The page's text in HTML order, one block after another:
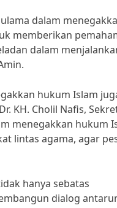
dalam
memberikan
dalam
hukum Islam
KH. Cholil Nafis,
menegakkan hukum
lintas agama, agar
hanya sebatas
dialog